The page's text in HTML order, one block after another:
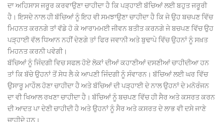
ਦਾ ਅਹਿਸਾਸ ਜਰੂਰ ਕਰਵਾਉਣਾ ਚਾਹੀਦਾ ਹੈ ਕਿ ਪੜ੍ਹਾਈ ਬੱਚਿਆਂ ਲਈ ਬਹੁਤ ਜਰੂਰੀ
ਹੈ। ਇਸਦੇ ਨਾਲ ਹੀ ਬੱਚਿਆਂ ਨੂੰ ਇਹ ਵੀ ਸਮਝਾਉਣਾ ਚਾਹੀਦਾ ਹੈ ਕਿ ਜੇ ਉਹ ਬਚਪਣ ਵਿੱਚ
ਮਿਹਨਤ ਕਰਨਗੇ ਤਾਂ ਵੱਡੇ ਹੋ ਕੇ ਆਰਾਮਮਈ ਜੀਵਨ ਬਤੀਤ ਕਰਨਗੇ ਜੇ ਬਚਪਣ ਵਿੱਚ ਉਹ
ਪੜ੍ਹਾਈ ਵੱਲ ਧਿਆਨ ਨਹੀਂ ਦੇਣਗੇ ਤਾਂ ਫਿਰ ਜਵਾਨੀ ਅਤੇ ਬੁਢਾਪੇ ਵਿੱਚ ਉਹਨਾਂ ਨੂੰ ਸਖ਼ਤ
ਮਿਹਨਤ ਕਰਨੀ ਪਵੇਗੀ।
ਬੱਚਿਆਂ ਨੂੰ ਜਿੰਦਗੀ ਵਿਚ ਸਫਲ ਹੋਏ ਲੋਕਾਂ ਦੀਆਂ ਕਹਾਣੀਆਂ ਦਸਣੀਆਂ ਚਾਹੀਦੀਆ ਹਨ
ਤਾਂ ਕਿ ਬੱਚੇ ਉਹਨਾਂ ਤੋਂ ਸੇਧ ਲੈ ਕੇ ਆਪਣੀ ਜਿੰਦਗੀ ਨੂੰ ਸੰਵਾਰਨ। ਬੱਚਿਆਂ ਲਈ ਘਰ ਵਿੱਚ
ਉਸਾਰੂ ਮਾਹੌਲ ਹੋਣਾ ਚਾਹੀਦਾ ਹੈ ਅਤੇ ਬੱਚਿਆਂ ਦੀ ਪੜ੍ਹਾਈ ਦੇ ਨਾਲ ਉਹਨਾਂ ਦੇ ਮਨੋਰੰਜਨ
ਦਾ ਵੀ ਖਿਆਲ ਰਖਣਾ ਚਾਹੀਦਾ ਹੈ। ਬੱਚਿਆਂ ਨੂੰ ਬਚਪਣ ਵਿੱਚ ਹੀ ਸੈਰ ਅਤੇ ਕਸਰਤ ਕਰਨ
ਦੀ ਆਦਤ ਪਾ ਦੇਣੀ ਚਾਹੀਦੀ ਹੈ ਅਤੇ ਉਹਨਾਂ ਨੂੰ ਸੈਰ ਅਤੇ ਕਸਰਤ ਦੇ ਲਾਭ ਵੀ ਦਸੇ ਜਾਣੇ
ਚਾਹੀਦੇ ਹਨ।